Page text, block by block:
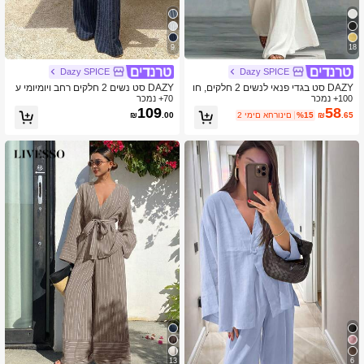
18
Dazy SPICE
DAZY סט בגדי פנאי לנשים 2 חלקים, חו
לצה בגזרה רפויה וטופ לבן זרימתי, בגדים
דקים לאביב/קיץ
100+ נמכר
₪58.65
%15 2 ימים אחרונים
6
9
Dazy SPICE
DAZY סט נשים 2 חלקים רחב ויומיומי ע
ם פסים, סתיו/חורף חדש
70+ נמכר
₪109.00
13